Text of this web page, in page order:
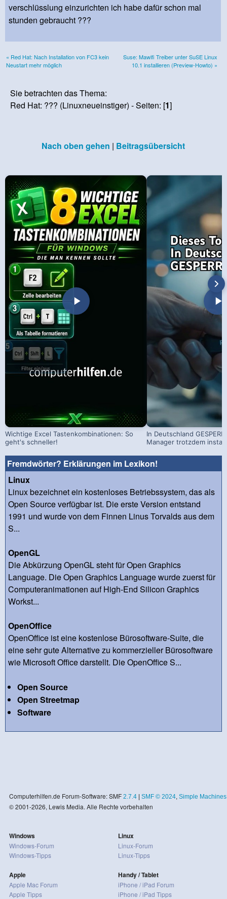
verschlüsslung einzurichten ich habe dafür schon mal
stunden gebraucht ???
« Red Hat: Nach Installation von FC3 kein
Neustart mehr möglich
Suse: Mawifi Treiber unter SuSE Linux
10.1 installieren (Preview-Howto) »
Sie betrachten das Thema:
Red Hat: ??? (Linuxneueinstiger) - Seiten: [1]
Nach oben gehen | Beitragsübersicht
Wichtige Excel Tastenkombinationen: So
geht's schneller!
In Deutschland
Manager trotzdem
Fremdwörter? Erklärungen im Lexikon!
Linux
Linux bezeichnet ein kostenloses Betriebssystem, das als
Open Source verfügbar ist. Die erste Version entstand
1991 und wurde von dem Finnen Linus Torvalds aus dem
S...
OpenGL
Die Abkürzung OpenGL steht für Open Graphics
Language. Die Open Graphics Language wurde zuerst für
Computeranimationen auf High-End Silicon Graphics
Workst...
OpenOffice
OpenOffice ist eine kostenlose Bürosoftware-Suite, die
eine sehr gute Alternative zu kommerzieller Bürosoftware
wie Microsoft Office darstellt. Die OpenOffice S...
Open Source
Open Streetmap
Software
Computerhilfen.de Forum-Software: SMF 2.7.4| SMF © 2024, Simple Machines
© 2001-2026, Lewis Media. Alle Rechte vorbehalten
Windows
Windows-Forum
Windows-Tipps
Apple
Apple Mac Forum
Apple Tipps
Linux
Linux-Forum
Linux-Tipps
Handy / Tablet
iPhone / iPad Forum
iPhone / iPad Tipps